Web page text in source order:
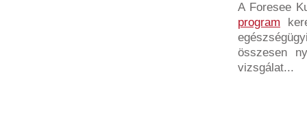
A Foresee
program
összesen
vizsgálat...